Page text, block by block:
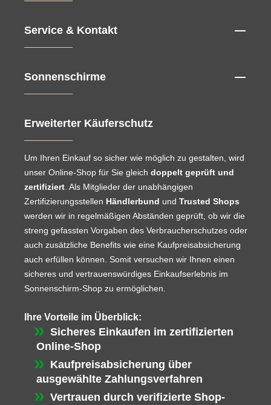
Service & Kontakt
Sonnenschirme
Erweiterter Käuferschutz
Um Ihren Einkauf so sicher wie möglich zu gestalten, wird
unser Online-Shop für Sie gleich doppelt geprüft und
zertifiziert . Als Mitglieder der unabhängigen
Zertifizierungsstellen Händlerbund und Trusted Shops
werden wir in regelmäßigen Abständen geprüft, ob wir die
streng gefassten Vorgaben des Verbraucherschutzes oder
auch zusätzliche Benefits wie eine Kaufpreisabsicherung
auch erfüllen können. Somit versuchen wir Ihnen einen
sicheres und vertrauenswürdiges Einkaufserlebnis im
Sonnenschirm-Shop zu ermöglichen.
Ihre Vorteile im Überblick:
Sicheres Einkaufen im zertifizierten
Online-Shop
Kaufpreisabsicherung über
ausgewählte Zahlungsverfahren
Vertrauen durch verifizierte Shop-